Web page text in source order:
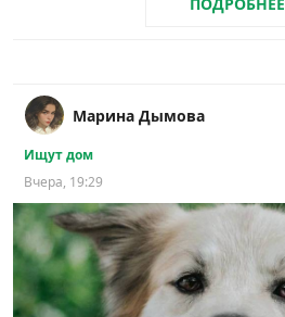
Марина Дымова
Ищут дом
Вчера, 19:29